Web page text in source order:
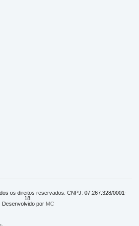
os direitos reservados. CNPJ: 07.267.328/0001-
18.
Desenvolvido por MC